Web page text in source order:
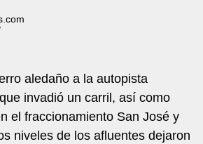
aledaño a la autopista
invadió un carril, así como
el fraccionamiento San José y
niveles de los afluentes dejaron